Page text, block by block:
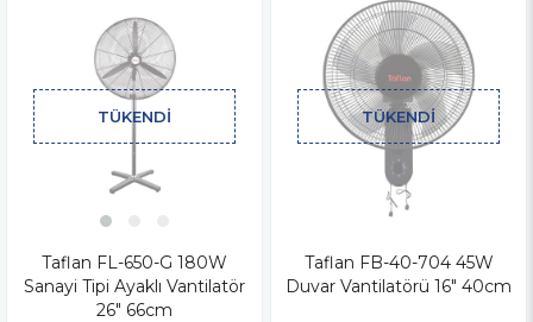
TÜKENDI
Taflan FL-650-G 180W
Sanayi Tipi Ayaklı Vantilatör
26" 66cm
TÜKENDI
Taflan FB-40-704 45W
Duvar Vantilatörü 16" 40cm